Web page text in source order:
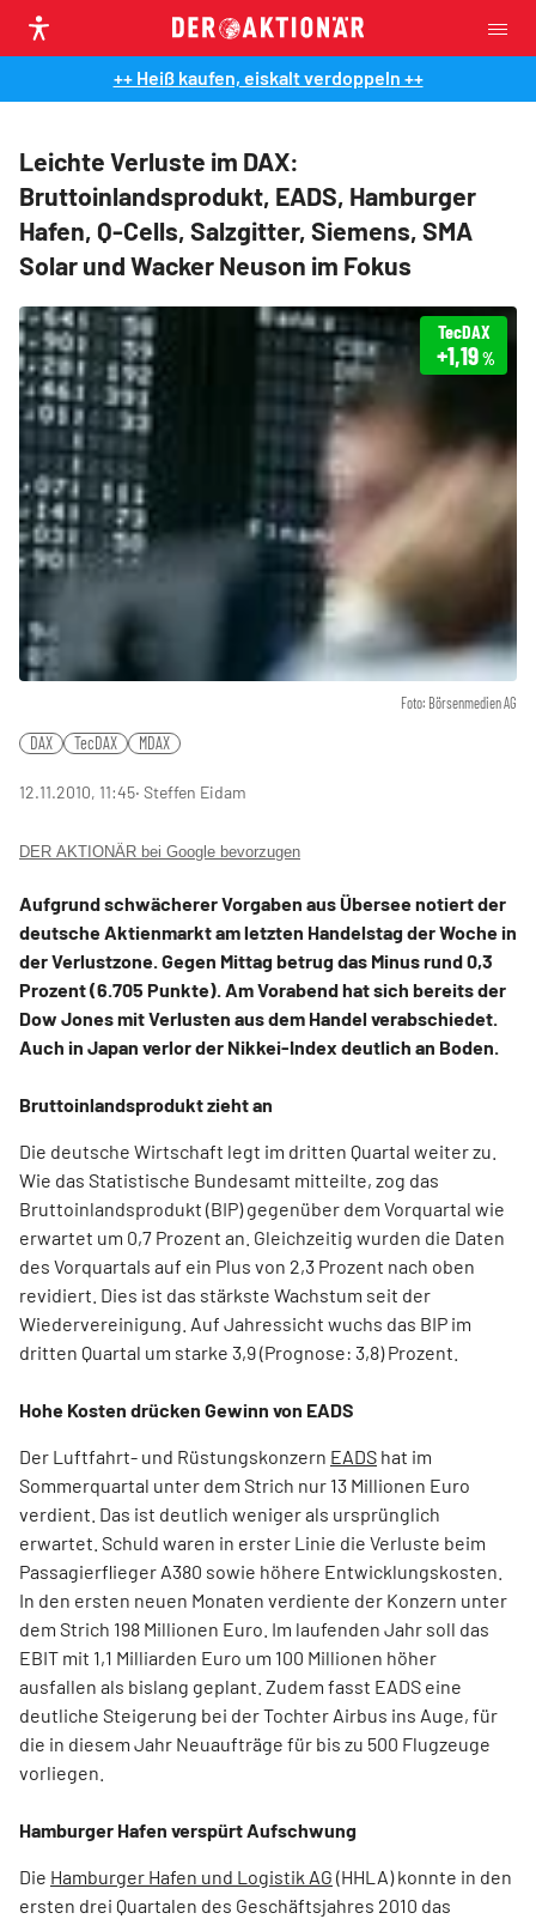
++ Heiß kaufen, eiskalt verdoppeln ++
Leichte Verluste im DAX:
Bruttoinlandsprodukt, EADS, Hamburger
Hafen, Q-Cells, Salzgitter, Siemens, SMA
Solar und Wacker Neuson im Fokus
Foto: Börsenmedien AG
TecDAX
+1,19%
DAX TecDAX MDAX
12.11.2010, 11:45‧ Steffen Eidam
DER AKTIONÄR bei Google bevorzugen
Aufgrund schwächerer Vorgaben aus Übersee notiert der
deutsche Aktienmarkt am letzten Handelstag der Woche in
der Verlustzone. Gegen Mittag betrug das Minus rund 0,3
Prozent (6.705 Punkte). Am Vorabend hat sich bereits der
Dow Jones mit Verlusten aus dem Handel verabschiedet.
Auch in Japan verlor der Nikkei-Index deutlich an Boden.
Bruttoinlandsprodukt zieht an
Die deutsche Wirtschaft legt im dritten Quartal weiter zu.
Wie das Statistische Bundesamt mitteilte, zog das
Bruttoinlandsprodukt (BIP) gegenüber dem Vorquartal wie
erwartet um 0,7 Prozent an. Gleichzeitig wurden die Daten
des Vorquartals auf ein Plus von 2,3 Prozent nach oben
revidiert. Dies ist das stärkste Wachstum seit der
Wiedervereinigung. Auf Jahressicht wuchs das BIP im
dritten Quartal um starke 3,9 (Prognose: 3,8) Prozent.
Hohe Kosten drücken Gewinn von EADS
Der Luftfahrt- und Rüstungskonzern EADS hat im
Sommerquartal unter dem Strich nur 13 Millionen Euro
verdient. Das ist deutlich weniger als ursprünglich
erwartet. Schuld waren in erster Linie die Verluste beim
Passagierflieger A380 sowie höhere Entwicklungskosten.
In den ersten neuen Monaten verdiente der Konzern unter
dem Strich 198 Millionen Euro. Im laufenden Jahr soll das
EBIT mit 1,1 Milliarden Euro um 100 Millionen höher
ausfallen als bislang geplant. Zudem fasst EADS eine
deutliche Steigerung bei der Tochter Airbus ins Auge, für
die in diesem Jahr Neuaufträge für bis zu 500 Flugzeuge
vorliegen.
Hamburger Hafen verspürt Aufschwung
Die Hamburger Hafen und Logistik AG (HHLA) konnte in den
ersten drei Quartalen des Geschäftsjahres 2010 das